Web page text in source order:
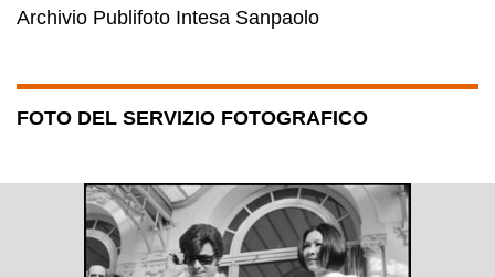
Archivio Publifoto Intesa Sanpaolo
FOTO DEL SERVIZIO FOTOGRAFICO